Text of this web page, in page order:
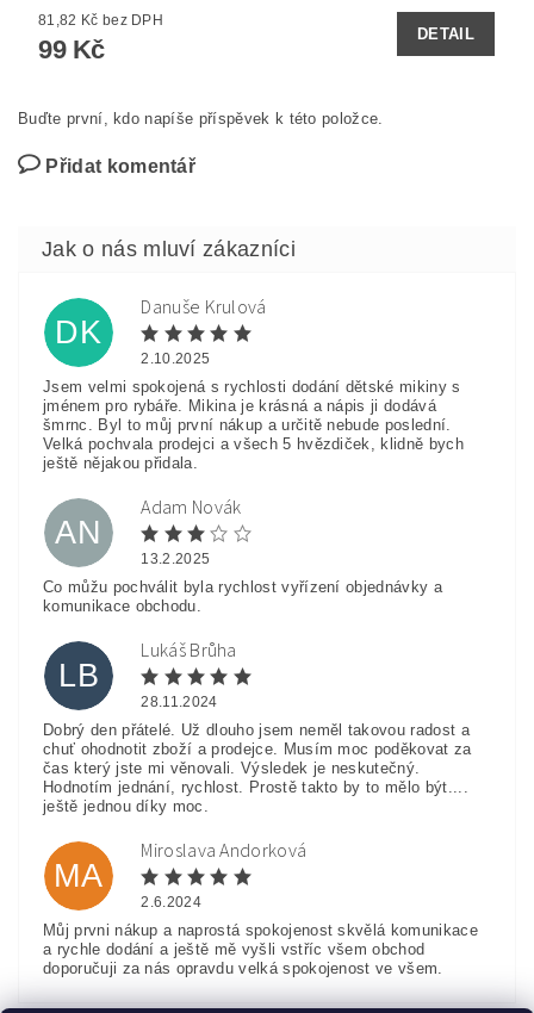
81,82 Kč bez DPH
99 Kč
DETAIL
Buďte první, kdo napíše příspěvek k této položce.
Přidat komentář
DK
Danuše Krulová
2.10.2025
Jsem velmi spokojená s rychlosti dodání dětské mikiny s
jménem pro rybáře. Mikina je krásná a nápis ji dodává
šmrnc. Byl to můj první nákup a určitě nebude poslední.
Velká pochvala prodejci a všech 5 hvězdiček, klidně bych
ještě nějakou přidala.
AN
Adam Novák
13.2.2025
Co můžu pochválit byla rychlost vyřízení objednávky a
komunikace obchodu.
LB
Lukáš Brůha
28.11.2024
Dobrý den přátelé. Už dlouho jsem neměl takovou radost a
chuť ohodnotit zboží a prodejce. Musím moc poděkovat za
čas který jste mi věnovali. Výsledek je neskutečný.
Hodnotím jednání, rychlost. Prostě takto by to mělo být....
ještě jednou díky moc.
MA
Miroslava Andorková
2.6.2024
Můj prvni nákup a naprostá spokojenost skvělá komunikace
a rychle dodání a ještě mě vyšli vstříc všem obchod
doporučuji za nás opravdu velká spokojenost ve všem.